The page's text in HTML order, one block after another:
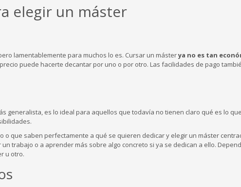
elegir un máster
lamentablemente para muchos lo es. Cursar un másterya no es tan
puede hacerte decantar por uno o por otro. Las facilidades de pago
generalista, es lo ideal para aquellos que todavía no tienen claro qué es lo
o que saben perfectamente a qué se quieren dedicar y elegir un máster
trabajo o a aprender más sobre algo concreto si ya se dedican a ello.
u otro.